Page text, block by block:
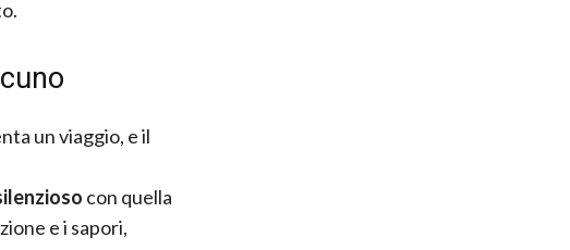
un viaggio, e il
con quella
e i sapori,